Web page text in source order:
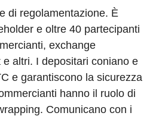
di regolamentazione. È
e oltre 40 partecipanti
exchange
altri. I depositari coniano e
e garantiscono la sicurezza
hanno il ruolo di
Comunicano con i